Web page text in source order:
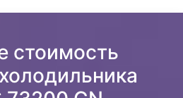
стоимость